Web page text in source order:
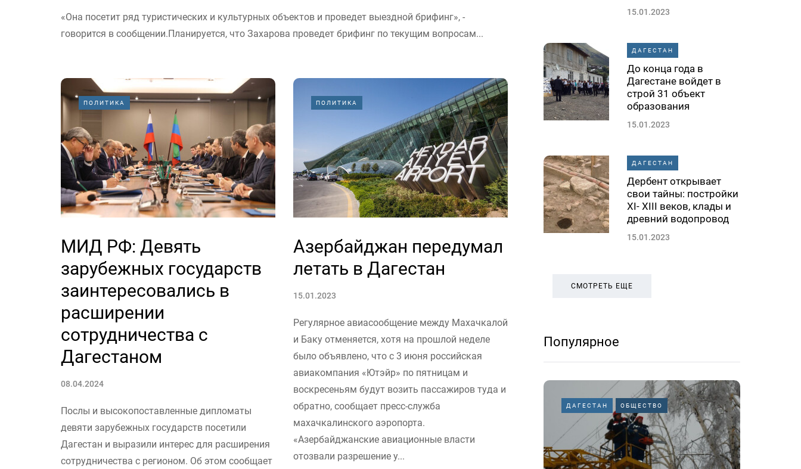
«Она посетит ряд туристических и культурных объектов и проведет выездной брифинг», -
говорится в сообщении.Планируется, что Захарова проведет брифинг по текущим вопросам...
ПОЛИТИКА
МИД РФ: Девять
зарубежных государств
заинтересовались в
расширении
сотрудничества с
Дагестаном
08.04.2024
Послы и высокопоставленные дипломаты
девяти зарубежных государств посетили
Дагестан и выразили интерес для расширения
сотрудничества с регионом. Об этом сообщает
ПОЛИТИКА
Азербайджан передумал
летать в Дагестан
15.01.2023
Регулярное авиасообщение между Махачкалой
и Баку отменяется, хотя на прошлой неделе
было объявлено, что с 3 июня российская
авиакомпания «Ютэйр» по пятницам и
воскресеньям будут возить пассажиров туда и
обратно, сообщает пресс-служба
махачкалинского аэропорта.
«Азербайджанские авиационные власти
отозвали разрешение у...
15.01.2023
ДАГЕСТАН
До конца года в
Дагестане войдет в
строй 31 объект
образования
15.01.2023
ДАГЕСТАН
Дербент открывает
свои тайны: постройки
XI- XIII веков, клады и
древний водопровод
15.01.2023
СМОТРЕТЬ ЕЩЕ
Популярное
ДАГЕСТАН ОБЩЕСТВО